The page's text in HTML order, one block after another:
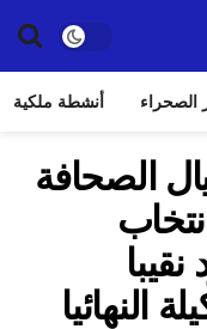
الصحراء أنشطة ملكية
الصحافة
النهائيا